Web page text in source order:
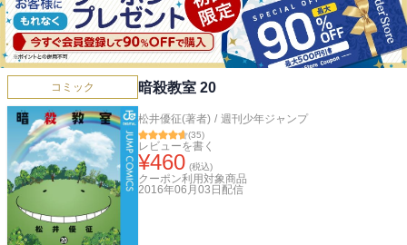
コミック 暗殺教室 20
松井優征(著者) / 週刊少年ジャンプ
(35)
レビューを書く
¥460 (税込)
クーポン利用対象商品
2016年06月03日 配信